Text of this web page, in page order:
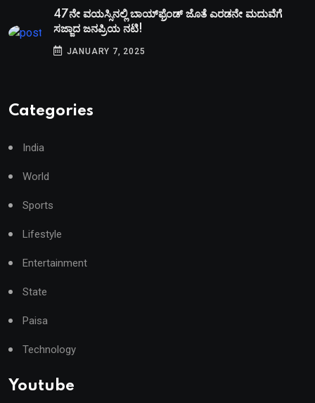
47ನೇ ವಯಸ್ಸಿನಲ್ಲಿ ಬಾಯ್‌ಫ್ರೆಂಡ್‌ ಜೊತೆ ಎರಡನೇ ಮದುವೆಗೆ
ಸಜ್ಜಾದ ಜನಪ್ರಿಯ ನಟಿ!
JANUARY 7, 2025
Categories
India
World
Sports
Lifestyle
Entertainment
State
Paisa
Technology
Youtube